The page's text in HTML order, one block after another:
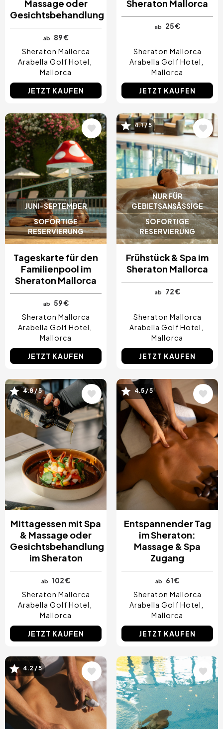
Massage oder
Gesichtsbehandlung
ab
89 €
Sheraton Mallorca
Arabella Golf Hotel
Mallorca
JETZT KAUFEN
Sheraton Mallorca
ab 25 €
Sheraton Mallorca
Arabella Golf Hotel
Mallorca
JETZT KAUFEN
JUNI-SEPTEMBER
SOFORTIGE
RESERVIERUNG
Bild
Tageskarte für den
Familienpool im
Sheraton Mallorca
ab
59 €
Sheraton Mallorca
Arabella Golf Hotel
Mallorca
JETZT KAUFEN
NUR FÜR
GEBIETSANSÄSSIGE
SOFORTIGE
RESERVIERUNG
Bild4.1 / 5
Frühstück & Spa im
Sheraton Mallorca
ab 72 €
Sheraton Mallorca
Arabella Golf Hotel
Mallorca
JETZT KAUFEN
Bild4.8 / 5
Mittagessen mit Spa
& Massage oder
Gesichtsbehandlung
im Sheraton
ab
102 €
Sheraton Mallorca
Arabella Golf Hotel
Mallorca
JETZT KAUFEN
Bild4.5 / 5
Entspannender Tag
im Sheraton:
Massage & Spa
Zugang
ab
61 €
Sheraton Mallorca
Arabella Golf Hotel
Mallorca
JETZT KAUFEN
Bild4.2 / 5 Bild